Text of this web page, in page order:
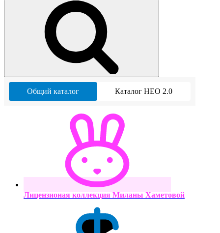
Общий каталог Каталог НЕО 2.0
Лицензионая коллекция Миланы Хаметовой